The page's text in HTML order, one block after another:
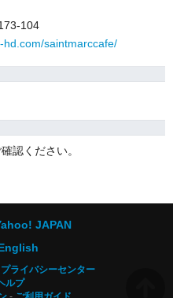
104
hd.com/saintmarccafe/
認ください。
JAPAN
プライバシーセンター
ルプ